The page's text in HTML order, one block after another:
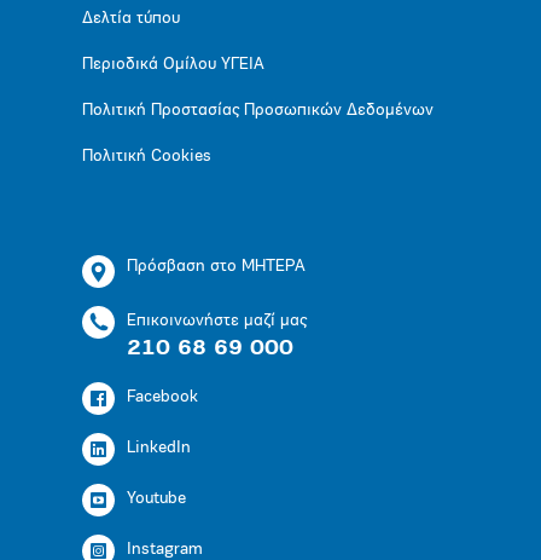
Δελτία τύπου
Περιοδικά Ομίλου ΥΓΕΙΑ
Πολιτική Προστασίας Προσωπικών Δεδομένων
Πολιτική Cookies
Πρόσβαση στο ΜΗΤΕΡΑ
Επικοινωνήστε μαζί μας
210 68 69 000
Facebook
LinkedIn
Youtube
Instagram